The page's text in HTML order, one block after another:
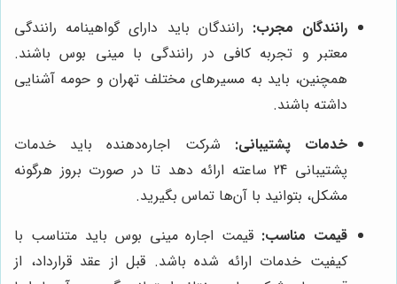
رانندگان مجرب: رانندگان باید دارای گواهینامه رانندگی
معتبر و تجربه کافی در رانندگی با مینی بوس باشند.
همچنین، باید به مسیرهای مختلف تهران و حومه آشنایی
داشته باشند.
خدمات پشتیبانی: شرکت اجاره‌دهنده باید خدمات
پشتیبانی 24 ساعته ارائه دهد تا در صورت بروز هرگونه
مشکل، بتوانید با آن‌ها تماس بگیرید.
قیمت مناسب: قیمت اجاره مینی بوس باید متناسب با
کیفیت خدمات ارائه شده باشد. قبل از عقد قرارداد، از